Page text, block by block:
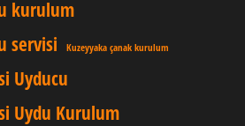
kurulum
servisi
Kuzeyyaka çanak kurulum
Uyducu
Uydu Kurulum